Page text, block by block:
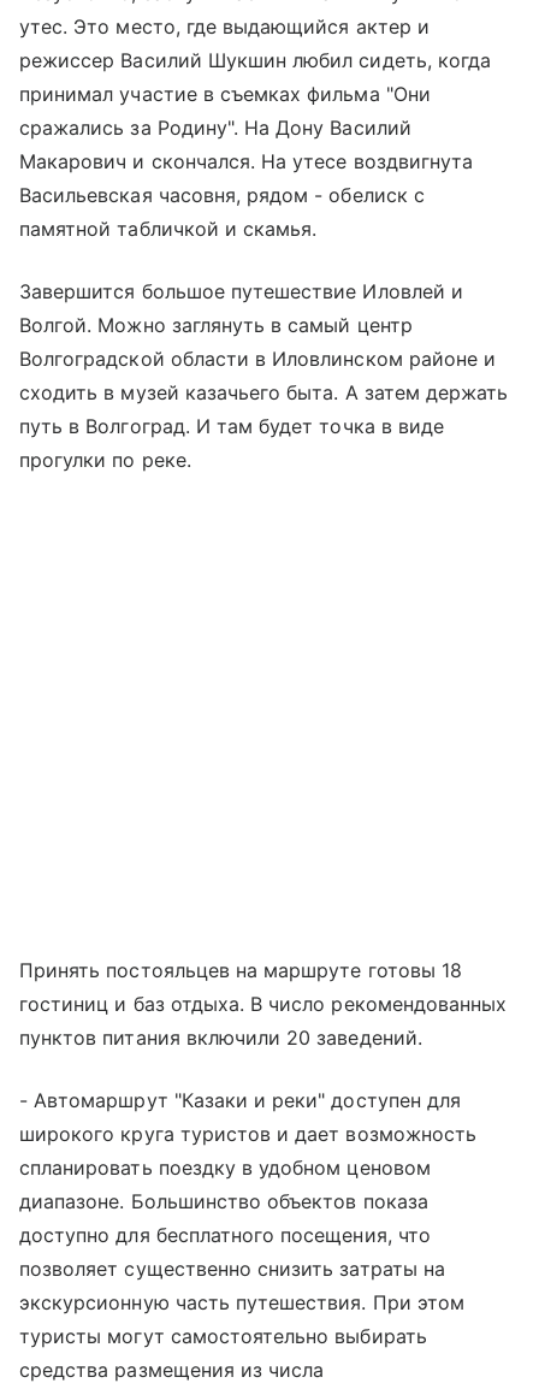
утес. Это место, где выдающийся актер и
режиссер Василий Шукшин любил сидеть, когда
принимал участие в съемках фильма "Они
сражались за Родину". На Дону Василий
Макарович и скончался. На утесе воздвигнута
Васильевская часовня, рядом - обелиск с
памятной табличкой и скамья.
Завершится большое путешествие Иловлей и
Волгой. Можно заглянуть в самый центр
Волгоградской области в Иловлинском районе и
сходить в музей казачьего быта. А затем держать
путь в Волгоград. И там будет точка в виде
прогулки по реке.
Принять постояльцев на маршруте готовы 18
гостиниц и баз отдыха. В число рекомендованных
пунктов питания включили 20 заведений.
- Автомаршрут "Казаки и реки" доступен для
широкого круга туристов и дает возможность
спланировать поездку в удобном ценовом
диапазоне. Большинство объектов показа
доступно для бесплатного посещения, что
позволяет существенно снизить затраты на
экскурсионную часть путешествия. При этом
туристы могут самостоятельно выбирать
средства размещения из числа